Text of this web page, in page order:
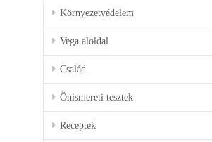
Környezetvédelem
Vega aloldal
Család
Önismereti tesztek
Receptek